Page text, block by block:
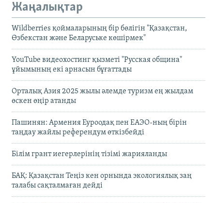
Жаңалықтар
Wildberries қоймаларының бір бөлігін "Қазақстан,
Өзбекстан және Беларуське көшірмек"
YouTube видеохостинг қызметі "Русская община"
ұйымының екі арнасын бұғаттады
Орталық Азия 2025 жылы әлемде туризм ең жылдам
өскен өңір атанды
Пашинян: Армения Еуроодақ пен ЕАЭО-ның бірін
таңдау жайлы референдум өткізбейді
Білім грант иегерлерінің тізімі жарияланды
БАҚ: Қазақстан Теңіз кен орнында экологиялық заң
талабы сақталмаған дейді